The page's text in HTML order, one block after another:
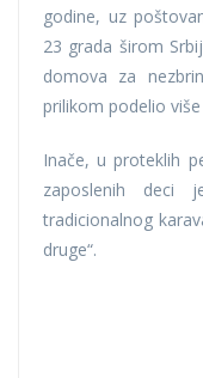
godine, uz
23 grada širom
domova za
prilikom podelio
Inače, u proteklih
zaposlenih deci
tradicionalnog
druge“.